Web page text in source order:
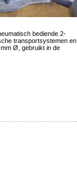
bediende 2-
transportsystemen en
Ø, gebruikt in de